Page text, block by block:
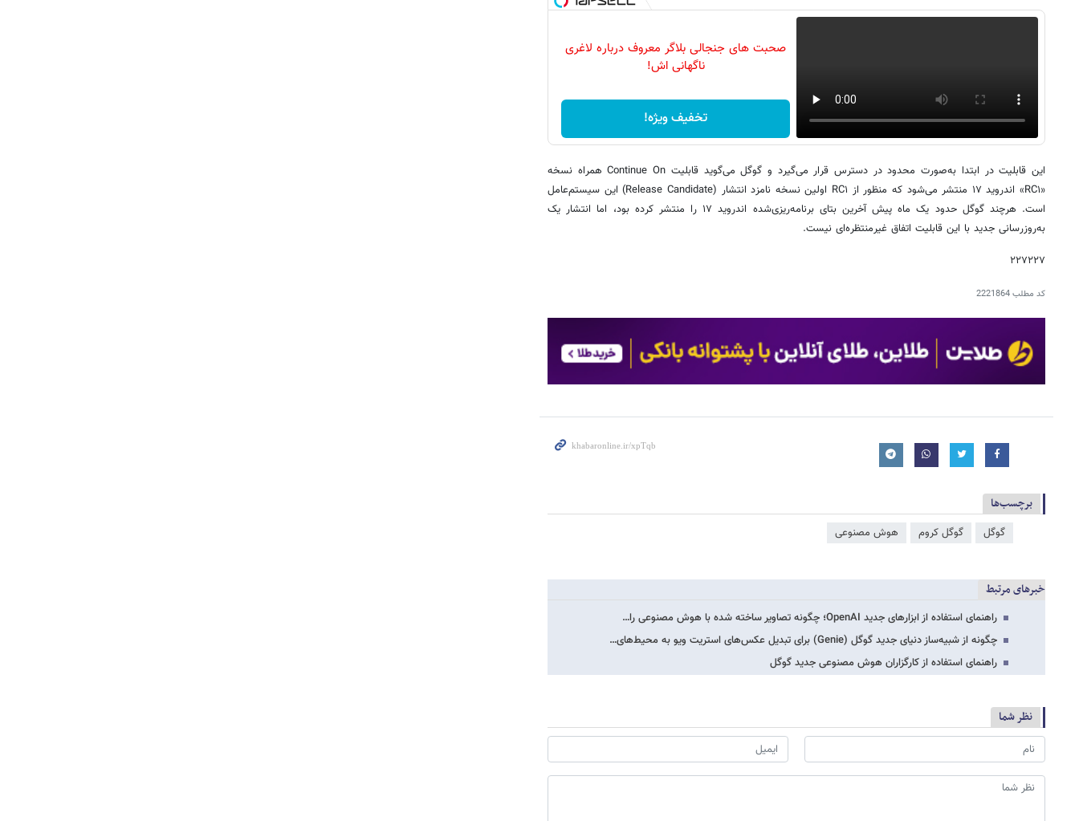
صحبت های جنجالی بلاگر معروف درباره لاغری
ناگهانی اش!
تخفیف ویژه!
این قابلیت در ابتدا به‌صورت محدود در دسترس قرار می‌گیرد و گوگل می‌گوید قابلیت Continue On همراه نسخه
«RC۱» اندروید ۱۷ منتشر می‌شود که منظور از RC۱ اولین نسخه نامزد انتشار (Release Candidate) این سیستم‌عامل
است. هرچند گوگل حدود یک ماه پیش آخرین بتای برنامه‌ریزی‌شده اندروید ۱۷ را منتشر کرده بود، اما انتشار یک
به‌روزرسانی جدید با این قابلیت اتفاق غیرمنتظره‌ای نیست.
۲۲۷۲۲۷
کد مطلب2221864
برچسب‌ها
گوگل گوگل کروم هوش مصنوعی
خبرهای مرتبط
راهنمای استفاده از ابزارهای جدید OpenAI؛ چگونه تصاویر ساخته شده با هوش مصنوعی را…
چگونه از شبیه‌ساز دنیای جدید گوگل (Genie) برای تبدیل عکس‌های استریت ویو به محیط‌های…
راهنمای استفاده از کارگزاران هوش مصنوعی جدید گوگل
نظر شما